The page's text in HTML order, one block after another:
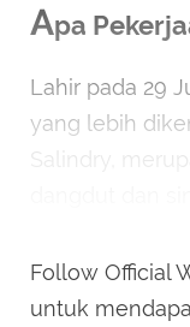
Apa
Lahir pada 29
yang lebih
Salindry,
dikenal di
Cilik.
Follow Official
untuk